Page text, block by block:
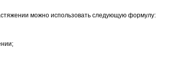
можно использовать следующую формулу: